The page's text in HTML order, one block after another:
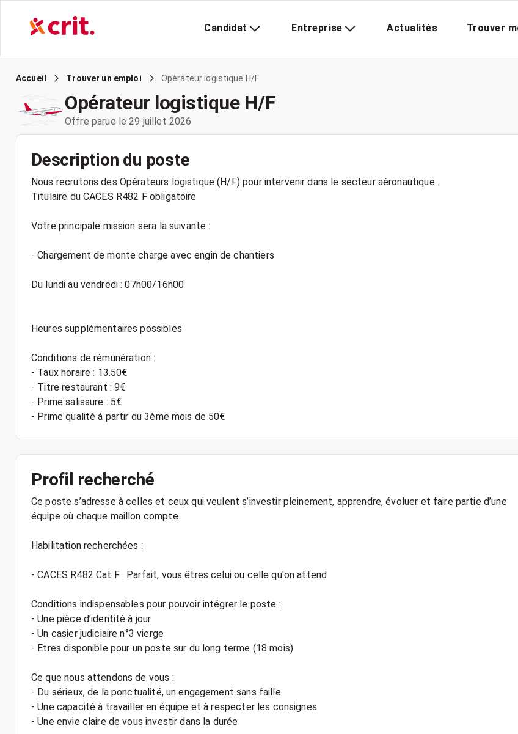
Candidat Entreprise Actualités Trouver
Accueil Trouver un emploi Opérateur logistique H/F
Opérateur logistique H/F
Offre parue le 29 juillet 2026
Description du poste
Nous recrutons des Opérateurs logistique (H/F) pour intervenir dans le secteur aéronautique .
Titulaire du CACES R482 F obligatoire
Votre principale mission sera la suivante :
- Chargement de monte charge avec engin de chantiers
Du lundi au vendredi : 07h00/16h00
Heures supplémentaires possibles
Conditions de rémunération :
- Taux horaire : 13.50€
- Titre restaurant : 9€
- Prime salissure : 5€
Profil recherché
Ce poste s’adresse à celles et ceux qui veulent s’investir pleinement, apprendre, évoluer et faire partie d’une
équipe où chaque maillon compte.
Habilitation recherchées :
- CACES R482 Cat F : Parfait, vous êtres celui ou celle qu'on attend
Conditions indispensables pour pouvoir intégrer le poste :
- Une pièce d’identité à jour
- Un casier judiciaire n°3 vierge
- Etres disponible pour un poste sur du long terme (18 mois)
Ce que nous attendons de vous :
- Du sérieux, de la ponctualité, un engagement sans faille
- Une capacité à travailler en équipe et à respecter les consignes
- Une envie claire de vous investir dans la durée